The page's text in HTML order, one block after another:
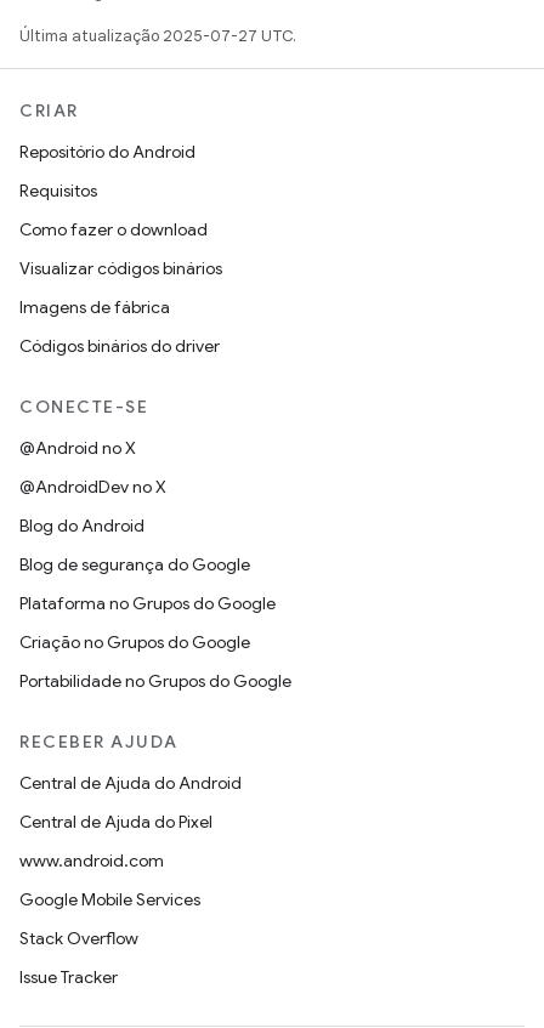
Última atualização 2025-07-27 UTC.
CRIAR
Repositório do Android
Requisitos
Como fazer o download
Visualizar códigos binários
Imagens de fábrica
Códigos binários do driver
CONECTE-SE
@Android no X
@AndroidDev no X
Blog do Android
Blog de segurança do Google
Plataforma no Grupos do Google
Criação no Grupos do Google
Portabilidade no Grupos do Google
RECEBER AJUDA
Central de Ajuda do Android
Central de Ajuda do Pixel
www.android.com
Google Mobile Services
Stack Overflow
Issue Tracker